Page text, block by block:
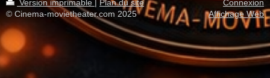
Version imprimable | Plan du site
© Cinema-movietheater.com 2025
Connexion
Affichage Web